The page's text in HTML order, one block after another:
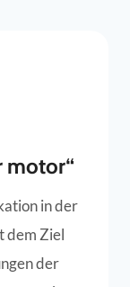
motor“
in der
dem Ziel
der